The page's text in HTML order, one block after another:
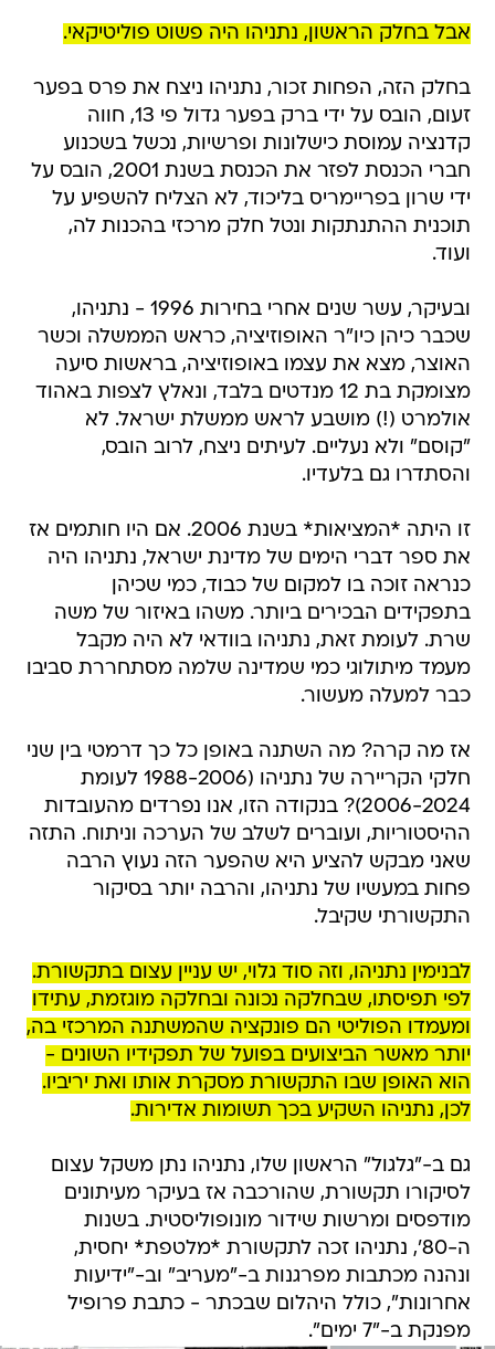
אבל בחלק הראשון, נתניהו היה פשוט פוליטיקאי.
בחלק הזה, הפחות זכור, נתניהו ניצח את פרס בפער
זעום, הובס על ידי ברק בפער גדול פי 13, חווה
קדנציה עמוסת כישלונות ופרשיות, נכשל בשכנוע
חברי הכנסת לפזר את הכנסת בשנת 2001, הובס על
ידי שרון בפריימריס בליכוד, לא הצליח להשפיע על
תוכנית ההתנתקות ונטל חלק מרכזי בהכנות לה,
ועוד.
ובעיקר, עשר שנים אחרי בחירות 1996 - נתניהו,
שכבר כיהן כיו"ר האופוזיציה, כראש הממשלה וכשר
האוצר, מצא את עצמו באופוזיציה, בראשות סיעה
מצומקת בת 12 מנדטים בלבד, ונאלץ לצפות באהוד
אולמרט (!) מושבע לראש ממשלת ישראל. לא
"קוסם" ולא נעליים. לעיתים ניצח, לרוב הובס,
והסתדרו גם בלעדיו.
זו היתה *המציאות* בשנת 2006. אם היו חותמים אז
את ספר דברי הימים של מדינת ישראל, נתניהו היה
כנראה זוכה בו למקום של כבוד, כמי שכיהן
בתפקידים הבכירים ביותר. משהו באיזור של משה
שרת. לעומת זאת, נתניהו בוודאי לא היה מקבל
מעמד מיתולוגי כמי שמדינה שלמה מסתחררת סביבו
כבר למעלה מעשור.
אז מה קרה? מה השתנה באופן כל כך דרמטי בין שני
חלקי הקריירה של נתניהו (1988-2006 לעומת
2006-2024)? בנקודה הזו, אנו נפרדים מהעובדות
ההיסטוריות, ועוברים לשלב של הערכה וניתוח. התזה
שאני מבקש להציע היא שהפער הזה נעוץ הרבה
פחות במעשיו של נתניהו, והרבה יותר בסיקור
התקשורתי שקיבל.
לבנימין נתניהו, וזה סוד גלוי, יש עניין עצום בתקשורת.
לפי תפיסתו, שבחלקה נכונה ובחלקה מוגזמת, עתידו
ומעמדו הפוליטי הם פונקציה שהמשתנה המרכזי בה,
יותר מאשר הביצועים בפועל של תפקידיו השונים -
הוא האופן שבו התקשורת מסקרת אותו ואת יריביו.
לכן, נתניהו השקיע בכך תשומות אדירות.
גם ב-"גלגול" הראשון שלו, נתניהו נתן משקל עצום
לסיקורו תקשורת, שהורכבה אז בעיקר מעיתונים
מודפסים ומרשות שידור מונופוליסטית. בשנות
ה-80', נתניהו זכה לתקשורת *מלטפת* יחסית,
ונהנה מכתבות מפרגנות ב-"מעריב" וב-"ידיעות
אחרונות", כולל היהלום שבכתר - כתבת פרופיל
מפנקת ב-"7 ימים".